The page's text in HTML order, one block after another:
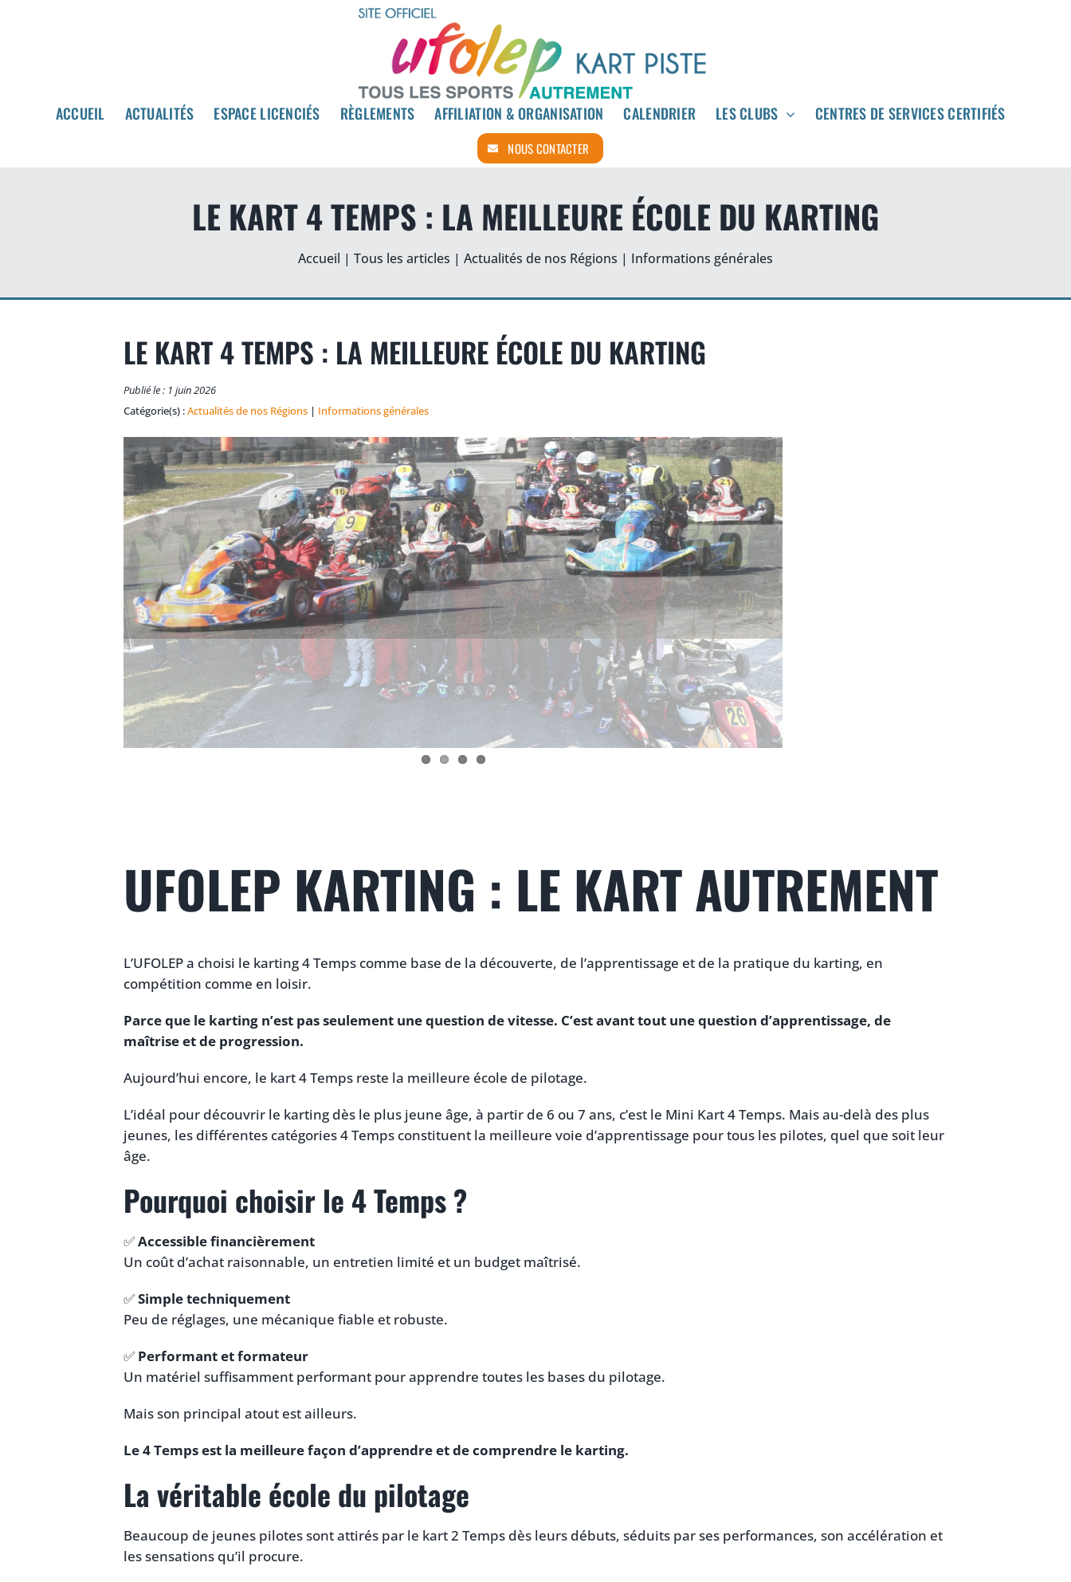
ACCUEIL ACTUALITÉS ESPACE LICENCIÉS RÈGLEMENTS AFFILIATION & ORGANISATION CALENDRIER LES CLUBS CENTRES DE SERVICES CERTIFIÉS
NOUS CONTACTER
ACCUEIL ACTUALITÉS ESPACE LICENCIÉS RÈGLEMENTS AFFILIATION & ORGANISATION CALENDRIER LES CLUBS CENTRES DE SERVICES CERTIFIÉS
NOUS CONTACTER
LE KART 4 TEMPS : LA MEILLEURE ÉCOLE DU KARTING
Accueil | Tous les articles | Actualités de nos Régions | Informations générales
LE KART 4 TEMPS : LA MEILLEURE ÉCOLE DU KARTING
Publié le : 1 juin 2026
Catégorie(s) :Actualités de nos Régions | Informations générales
UFOLEP KARTING : LE KART AUTREMENT
L’UFOLEP a choisi le karting 4 Temps comme base de la découverte, de l’apprentissage et de la pratique du karting, en
compétition comme en loisir.
Parce que le karting n’est pas seulement une question de vitesse. C’est avant tout une question d’apprentissage, de
maîtrise et de progression.
Aujourd’hui encore, le kart 4 Temps reste la meilleure école de pilotage.
L’idéal pour découvrir le karting dès le plus jeune âge, à partir de 6 ou 7 ans, c’est le Mini Kart 4 Temps. Mais au-delà des plus
jeunes, les différentes catégories 4 Temps constituent la meilleure voie d’apprentissage pour tous les pilotes, quel que soit leur
âge.
Pourquoi choisir le 4 Temps ?
✅Accessible financièrement
Un coût d’achat raisonnable, un entretien limité et un budget maîtrisé.
✅Simple techniquement
Peu de réglages, une mécanique fiable et robuste.
✅ Performant et formateur
Un matériel suffisamment performant pour apprendre toutes les bases du pilotage.
Mais son principal atout est ailleurs.
Le 4 Temps est la meilleure façon d’apprendre et de comprendre le karting.
La véritable école du pilotage
Beaucoup de jeunes pilotes sont attirés par le kart 2 Temps dès leurs débuts, séduits par ses performances, son accélération et
les sensations qu’il procure.